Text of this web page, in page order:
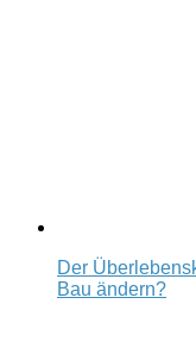
Der
Bau ändern?